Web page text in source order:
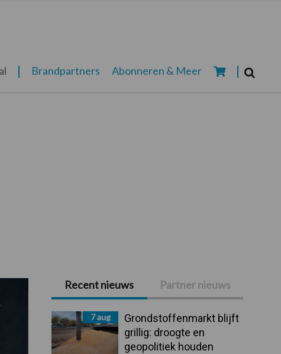
Brandpartners Abonneren & Meer
Primaire
Sidebar
Recent nieuws Partner nieuws
7 aug
Grondstoffenmarkt blijft
grillig: droogte en
geopolitiek houden